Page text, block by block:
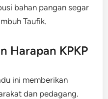
bahan pangan segar
Taufik.
Harapan KPKP
ini memberikan
dan pedagang.